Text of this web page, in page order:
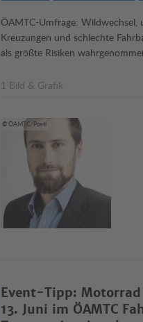
ÖAMTC-Umfrage: Wildwechsel,
Kreuzungen und schlechte
als größte Risiken
1 Bild & Grafik
© ÖAMTC/Postl
Event-Tipp:
13. Juni im ÖAMTC